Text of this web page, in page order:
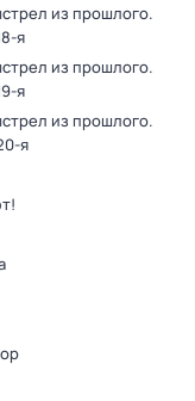
из прошлого.
я
из прошлого.
я
из прошлого.
я